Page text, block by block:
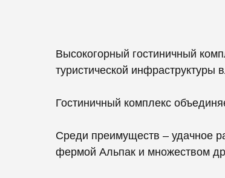
Высокогорный гостиничный
туристической инфраструктуры
Гостиничный комплекс
Среди преимуществ – удачное
фермой Альпак и множеством